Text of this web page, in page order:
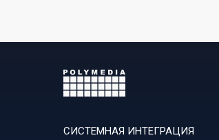
СИСТЕМНАЯ ИНТЕГРАЦИЯ